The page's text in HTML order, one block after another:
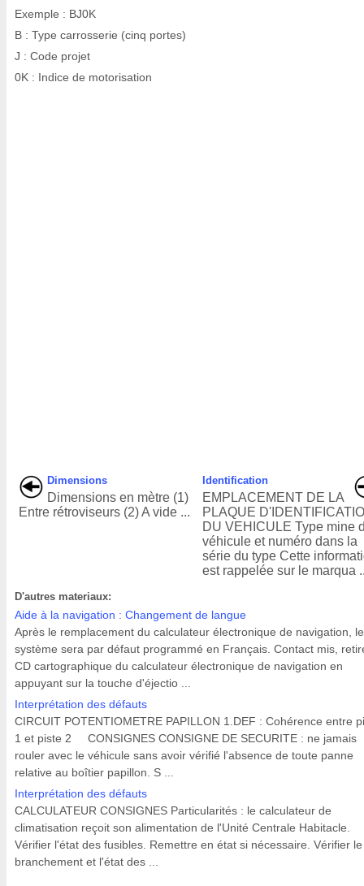
Exemple : BJ0K
B : Type carrosserie (cinq portes)
J : Code projet
0K : Indice de motorisation
Dimensions
Dimensions en mètre (1)
Entre rétroviseurs (2) A vide ...
Identification
EMPLACEMENT DE LA
PLAQUE
DU VEHICULE Type mine
véhicule et numéro dans la
série du type Cette
est rappelée sur le marqua
D'autres materiaux:
Aide à la navigation : Changement de langue
Après le remplacement du calculateur électronique de navigation, le
système sera par défaut programmé en Français. Contact mis,
CD cartographique du calculateur électronique de navigation en
appuyant sur la touche d'éjectio ...
Interprétation des défauts
CIRCUIT POTENTIOMETRE PAPILLON 1.DEF : Cohérence entre
1 et piste 2 CONSIGNES CONSIGNE DE SECURITE : ne jamais
rouler avec le véhicule sans avoir vérifié l'absence de toute panne
relative au boîtier papillon. S ...
Interprétation des défauts
CALCULATEUR CONSIGNES Particularités : le calculateur de
climatisation reçoit son alimentation de l'Unité Centrale Habitacle.
Vérifier l'état des fusibles. Remettre en état si nécessaire. Vérifier le
branchement et l'état des ...